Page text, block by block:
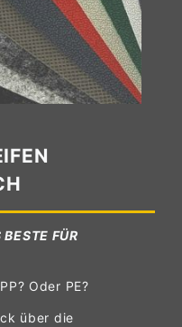
FÜR
Oder PE?
über die